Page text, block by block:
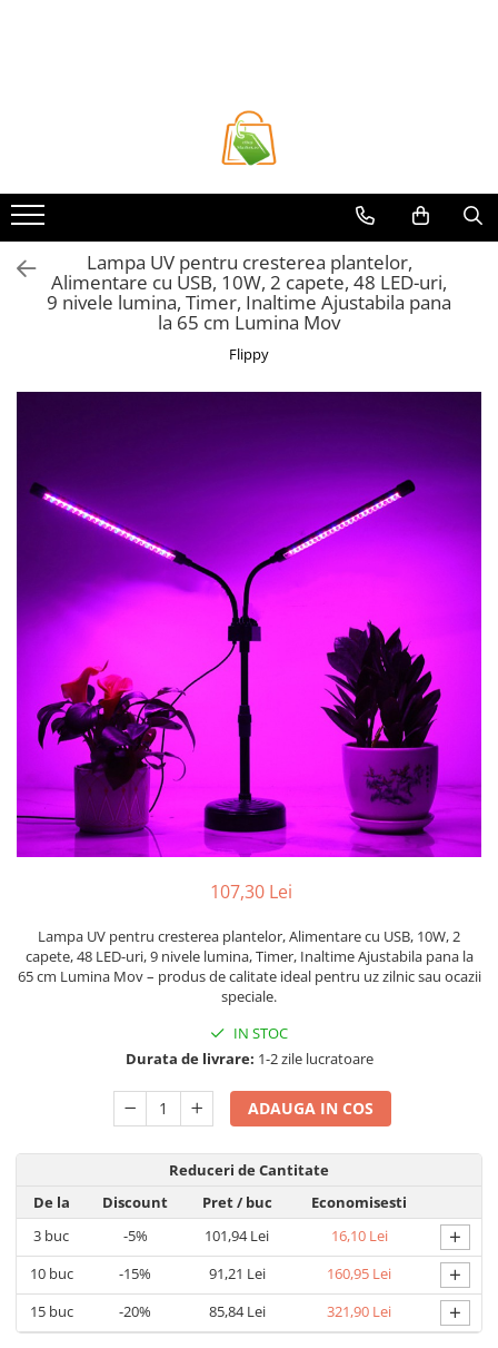
Accesorii Birou si Consumabile
Articole pentru baie
Articole pentru Bucatarie
Accesorii Bucătărie
Dozatoare Condimente
Pahare, Sticle si Cani
Ustensile pentru Bucătărie
Ustensile pentru Bucătărie
Veselă pentru Masă
Articole pentru Casa si Curatenie
Accesorii Ingrijire Casa
Cutii depozitare
Diverse Casa
Incalzire si climatizare
Lumanari
Maturi, Perii, Mopuri si Galeti
Perne Voiaj, Paturi si Textile
Produse Curatenie
Produse ingrijire incaltaminte
Steaguri
Tapet 3D Autoadeziv
Uscatoare si Standere Haine
Articole pentru Gradina si Bricolaj
Articole pentru Iluminat
Corpuri de iluminat
Lampi de veghe
Transport şi Ridicat
Pelerine, Umbrele si Accesorii
Videoproiectoare
Accesorii Auto
Lampa UV pentru cresterea plantelor,
Alimentare cu USB, 10W, 2 capete, 48 LED-uri,
9 nivele lumina, Timer, Inaltime Ajustabila pana
la 65 cm Lumina Mov
Flippy
107,30 Lei
Lampa UV pentru cresterea plantelor, Alimentare cu USB, 10W, 2
capete, 48 LED-uri, 9 nivele lumina, Timer, Inaltime Ajustabila pana la
65 cm Lumina Mov – produs de calitate ideal pentru uz zilnic sau ocazii
speciale.
IN STOC
Durata de livrare: 1-2 zile lucratoare
ADAUGA IN COS
Reduceri de Cantitate
De la
Discount Pret/ buc
Economisesti
3 buc -5% 101,94 Lei 16,10 Lei +
10buc -15% 91,21 Lei 160,95 Lei +
15buc -20% 85,84 Lei 321,90 Lei +